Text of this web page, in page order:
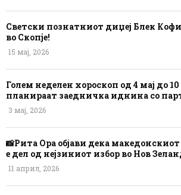
Светски познатниот диџеј Блек Кофи
во Скопје!
15 мај, 2026
Голем неделен хороскоп од 4 мај до
планираат заедничка иднина со
3 мај, 2026
📸Рита Ора објави дека македонскиот
е дел од нејзиниот избор во Нов
11 април, 2026